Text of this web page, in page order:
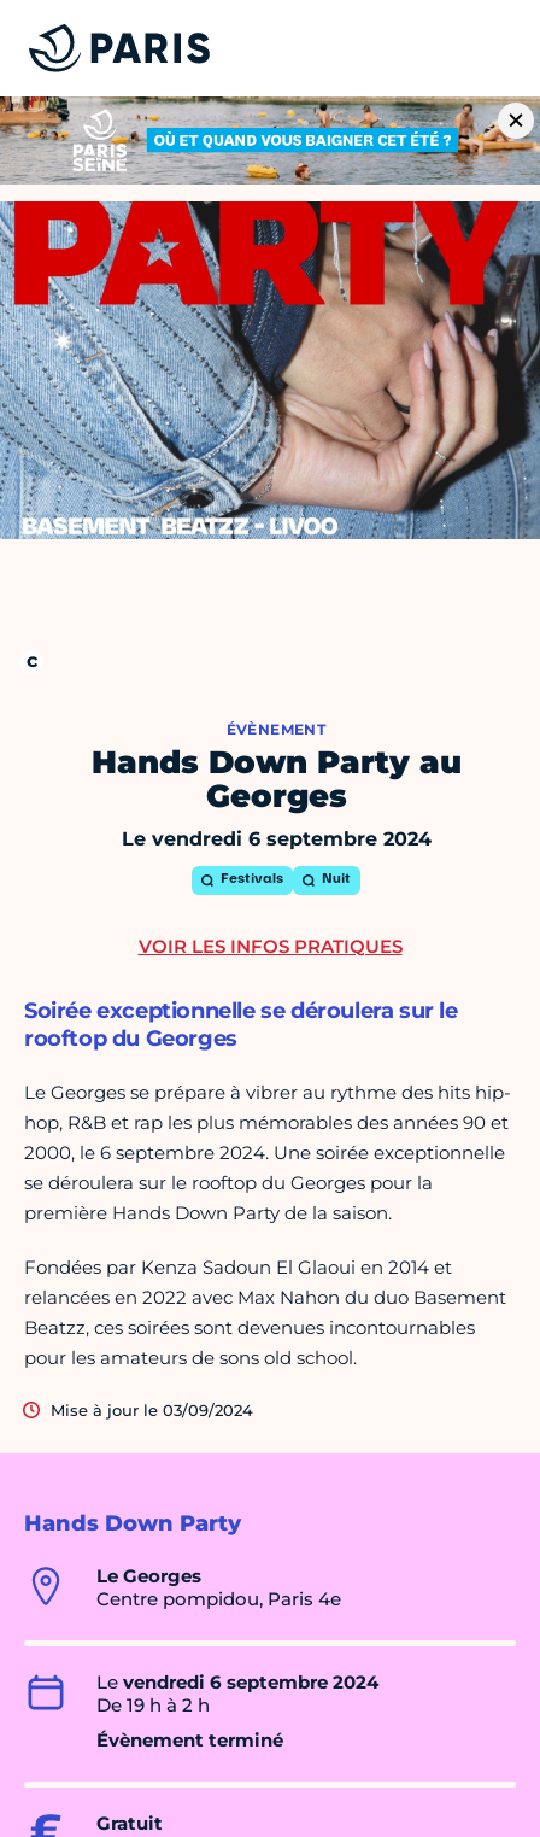
ÉVÈNEMENT
Hands Down Party au
Georges
Le vendredi 6 septembre 2024
Festivals Nuit
Hands Down Party
Le Georges
Centre pompidou, Paris 4e
Le vendredi 6 septembre 2024
De 19 h à 2 h
Évènement terminé
Gratuit
Soirée exceptionnelle se déroulera sur le
rooftop du Georges
Le Georges se prépare à vibrer au rythme des hits hip-
hop, R&B et rap les plus mémorables des années 90 et
2000, le 6 septembre 2024. Une soirée exceptionnelle
se déroulera sur le rooftop du Georges pour la
première Hands Down Party de la saison.
Fondées par Kenza Sadoun El Glaoui en 2014 et
relancées en 2022 avec Max Nahon du duo Basement
Beatzz, ces soirées sont devenues incontournables
pour les amateurs de sons old school.
Mise à jour le 03/09/2024
VOIR LES INFOS PRATIQUES